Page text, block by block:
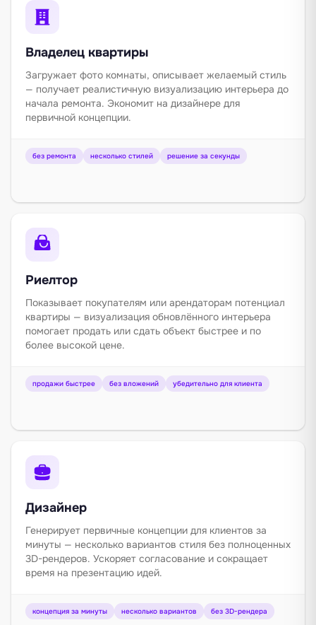
Владелец квартиры
Загружает фото комнаты, описывает желаемый стиль
— получает реалистичную визуализацию интерьера до
начала ремонта. Экономит на дизайнере для
первичной концепции.
без ремонта несколько стилей решение за секунды
Риелтор
Показывает покупателям или арендаторам потенциал
квартиры — визуализация обновлённого интерьера
помогает продать или сдать объект быстрее и по
более высокой цене.
продажи быстрее без вложений убедительно для клиента
Дизайнер
Генерирует первичные концепции для клиентов за
минуты — несколько вариантов стиля без полноценных
3D-рендеров. Ускоряет согласование и сокращает
время на презентацию идей.
концепция за минуты несколько вариантов без 3D-рендера